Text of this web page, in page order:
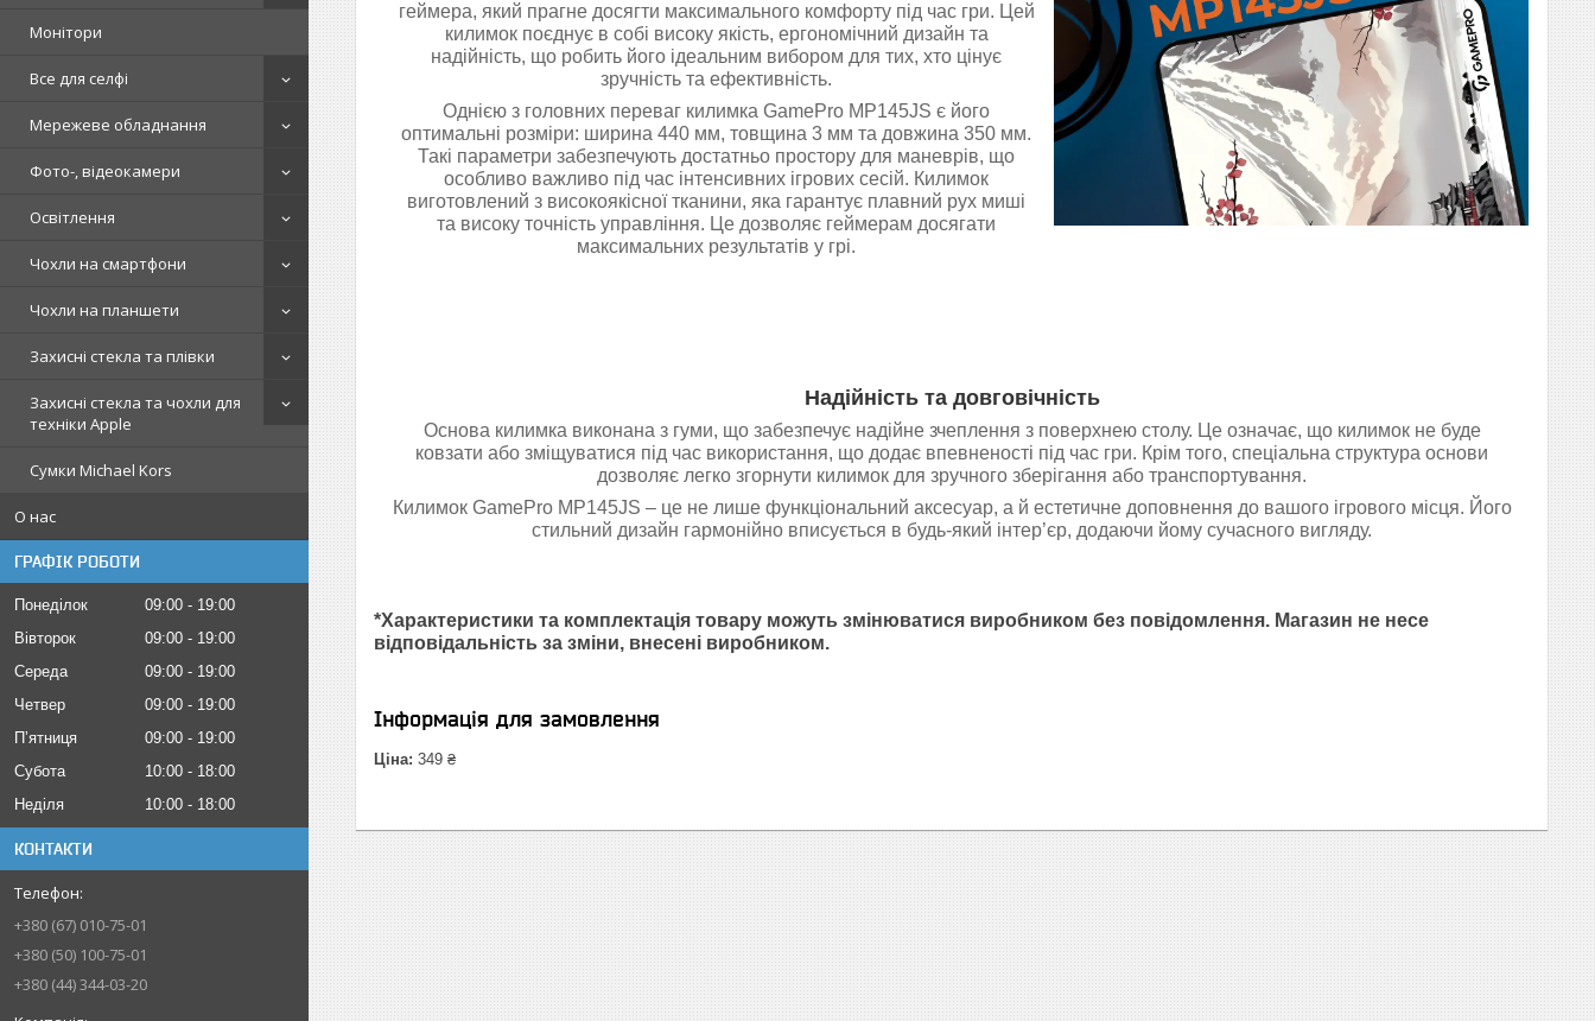
Монітори
Все для селфі
Мережеве обладнання
Фото-, відеокамери
Освітлення
Чохли на смартфони
Чохли на планшети
Захисні стекла та плівки
Захисні стекла та чохли для
техніки Apple
Сумки Michael Kors
О нас
ГРАФІК РОБОТИ
Понеділок 09:00
19:00
Вівторок
09:00
19:00
Середа
09:00
19:00
Четвер
09:00
19:00
Пʼятниця
09:00
19:00
Субота
10:00
18:00
Неділя
10:00 18:00
КОНТАКТИ
+380 (67) 010-75-01
+380 (50) 100-75-01
+380 (44) 344-03-20
геймера, який прагне досягти максимального комфорту під час гри. Цей
килимок поєднує в собі високу якість, ергономічний дизайн та
надійність, що робить його ідеальним вибором для тих, хто цінує
зручність та ефективність.
Однією з головних переваг килимка GamePro MP145JS є його
оптимальні розміри: ширина 440 мм, товщина 3 мм та довжина 350 мм.
Такі параметри забезпечують достатньо простору для маневрів, що
особливо важливо під час інтенсивних ігрових сесій. Килимок
виготовлений з високоякісної тканини, яка гарантує плавний рух миші
та високу точність управління. Це дозволяє геймерам досягати
максимальних результатів у грі.
Надійність та довговічність
Основа килимка виконана з гуми, що забезпечує надійне зчеплення з поверхнею столу. Це означає, що килимок не буде
ковзати або зміщуватися під час використання, що додає впевненості під час гри. Крім того, спеціальна структура основи
дозволяє легко згорнути килимок для зручного зберігання або транспортування.
Килимок GamePro MP145JS – це не лише функціональний аксесуар, а й естетичне доповнення до вашого ігрового місця. Його
стильний дизайн гармонійно вписується в будь-який інтер’єр, додаючи йому сучасного вигляду.
*Характеристики та комплектація товару можуть змінюватися виробником без повідомлення. Магазин не несе
відповідальність за зміни, внесені виробником.
Інформація для замовлення
Ціна: 349 ₴